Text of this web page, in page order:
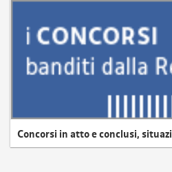
Concorsi in atto e conclusi,